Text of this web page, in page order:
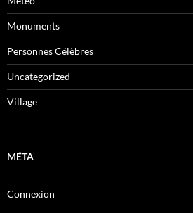
Monuments
Personnes Célèbres
Uncategorized
Village
MÉTA
Connexion